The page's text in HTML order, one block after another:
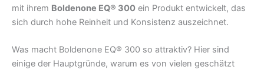
mit ihrem Boldenone EQ® 300 ein Produkt entwickelt, das
sich durch hohe Reinheit und Konsistenz auszeichnet.
Was macht Boldenone EQ® 300 so attraktiv? Hier sind
einige der Hauptgründe, warum es von vielen geschätzt